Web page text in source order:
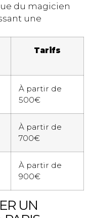
du magicien
une
Tarifs
À partir de
500€
À partir de
700€
À partir de
900€
UN